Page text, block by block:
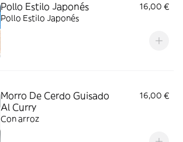
Pollo Estilo Japonés
16,00 €
Pollo Estilo Japonés
Morro De Cerdo Guisado
Al Curry
16,00 €
Con arroz